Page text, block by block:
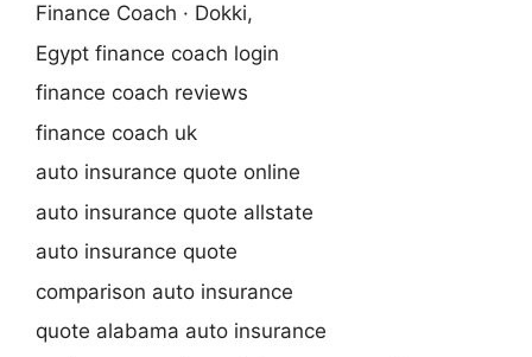
Finance Coach · Dokki,
Egypt finance coach login
finance coach reviews
finance coach uk
auto insurance quote online
auto insurance quote allstate
auto insurance quote
comparison auto insurance
quote alabama auto insurance